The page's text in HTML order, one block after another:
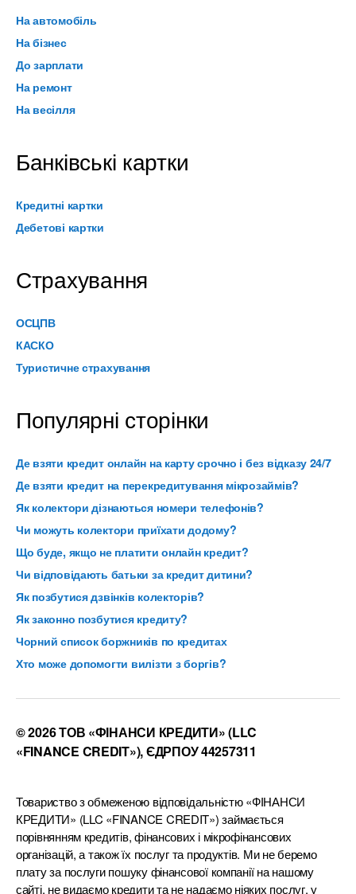
На автомобіль
На бізнес
До зарплати
На ремонт
На весілля
Банківські картки
Кредитні картки
Дебетові картки
Страхування
ОСЦПВ
КАСКО
Туристичне страхування
Популярні сторінки
Де взяти кредит онлайн на карту срочно і без відказу 24/7
Де взяти кредит на перекредитування мікрозаймів?
Як колектори дізнаються номери телефонів?
Чи можуть колектори приїхати додому?
Що буде, якщо не платити онлайн кредит?
Чи відповідають батьки за кредит дитини?
Як позбутися дзвінків колекторів?
Як законно позбутися кредиту?
Чорний список боржників по кредитах
Хто може допомогти вилізти з боргів?
© 2026 ТОВ «ФІНАНСИ КРЕДИТИ» (LLC
«FINANCE CREDIT»), ЄДРПОУ 44257311
Товариство з обмеженою відповідальністю «ФІНАНСИ
КРЕДИТИ» (LLC «FINANCE CREDIT») займається
порівнянням кредитів, фінансових і мікрофінансових
організацій, а також їх послуг та продуктів. Ми не беремо
плату за послуги пошуку фінансової компанії на нашому
сайті, не видаємо кредити та не надаємо ніяких послуг, у